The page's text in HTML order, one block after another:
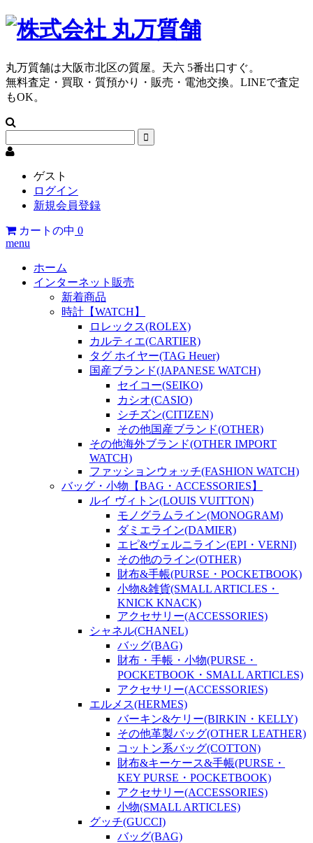
丸万質舗は大阪市北区の質屋。天六 5番出口すぐ。
無料査定・買取・質預かり・販売・電池交換。LINEで査定
もOK。
ゲスト
ログイン
新規会員登録
カートの中 0
menu
ホーム
インターネット販売
新着商品
時計【WATCH】
ロレックス(ROLEX)
カルティエ(CARTIER)
タグ ホイヤー(TAG Heuer)
国産ブランド(JAPANESE WATCH)
セイコー(SEIKO)
カシオ(CASIO)
シチズン(CITIZEN)
その他国産ブランド(OTHER)
その他海外ブランド(OTHER IMPORT
WATCH)
ファッションウォッチ(FASHION WATCH)
バッグ・小物【BAG・ACCESSORIES】
ルイ ヴィトン(LOUIS VUITTON)
モノグラムライン(MONOGRAM)
ダミエライン(DAMIER)
エピ&ヴェルニライン(EPI・VERNI)
その他のライン(OTHER)
財布&手帳(PURSE・POCKETBOOK)
小物&雑貨(SMALL ARTICLES・
KNICK KNACK)
アクセサリー(ACCESSORIES)
シャネル(CHANEL)
バッグ(BAG)
財布・手帳・小物(PURSE・
POCKETBOOK・SMALL ARTICLES)
アクセサリー(ACCESSORIES)
エルメス(HERMES)
バーキン&ケリー(BIRKIN・KELLY)
その他革製バッグ(OTHER LEATHER)
コットン系バッグ(COTTON)
財布&キーケース&手帳(PURSE・
KEY PURSE・POCKETBOOK)
アクセサリー(ACCESSORIES)
小物(SMALL ARTICLES)
グッチ(GUCCI)
バッグ(BAG)